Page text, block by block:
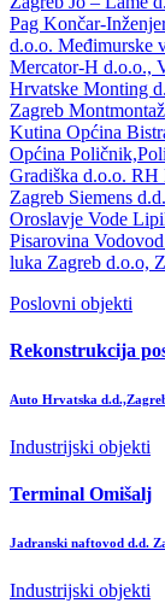
Pag Končar-
d.o.o. Međimurske
Mercator-H d.o.o.,
Hrvatske Monting
Zagreb
Kutina Općina
Općina
Gradiška d.o.o. RH
Zagreb Siemens
Oroslavje Vode
Pisarovina
luka Zagreb d.o.o,
Poslovni objekti
Rekonstrukcija
Auto Hrvatska
Industrijski objekti
Terminal Omišalj
Jadranski naftovod d.d.
Industrijski objekti